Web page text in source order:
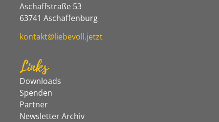
Aschaffstraße 53
63741 Aschaffenburg
kontakt@liebevoll.jetzt
Links
Downloads
Spenden
Partner
Newsletter Archiv